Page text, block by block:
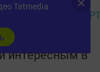
#СШОлимпЮМРРТ
интересным в
Tatmedia